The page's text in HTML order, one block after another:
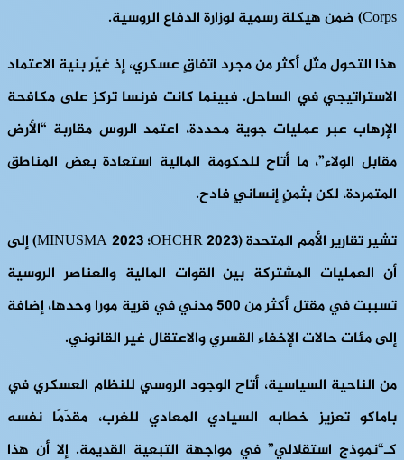
Corps) ضمن هيكلة رسمية لوزارة الدفاع الروسية.
هذا التحول مثّل أكثر من مجرد اتفاقٍ عسكري، إذ غيّر بنية الاعتماد
الاستراتيجي في الساحل. فبينما كانت فرنسا تركز على مكافحة
الإرهاب عبر عمليات جوية محددة، اعتمد الروس مقاربة “الأرض
مقابل الولاء”، ما أتاح للحكومة المالية استعادة بعض المناطق
المتمردة، لكن بثمنٍ إنسانيٍ فادح.
تشير تقارير الأمم المتحدة (OHCHR 2023؛ MINUSMA 2023) إلى
أن العمليات المشتركة بين القوات المالية والعناصر الروسية
تسببت في مقتل أكثر من 500 مدني في قرية مورا وحدها، إضافة
إلى مئات حالات الإخفاء القسري والاعتقال غير القانوني.
من الناحية السياسية، أتاح الوجود الروسي للنظام العسكري في
باماكو تعزيز خطابه السيادي المعادي للغرب، مقدّمًا نفسه
كـ“نموذج استقلالي” في مواجهة التبعية القديمة. إلا أن هذا